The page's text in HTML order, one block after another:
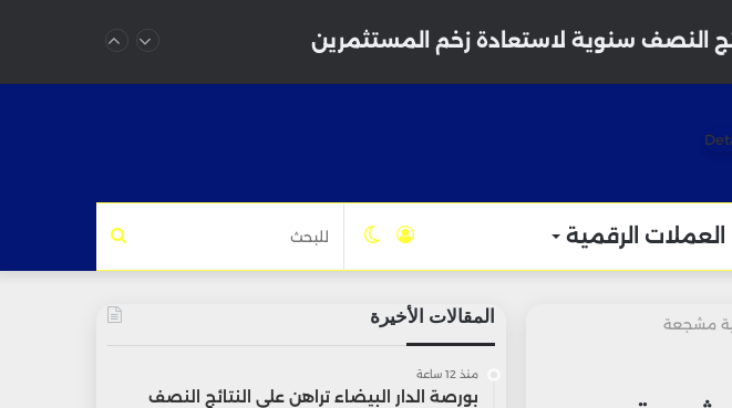
النصف سنوية لاستعادة زخم المستثمرين
العملات الرقمية للبحث الوضعتسجيل
مشجعة المقالات الأخيرة
منذ 12 ساعة
بورصة الدار البيضاء تراهن على النتائج النصف